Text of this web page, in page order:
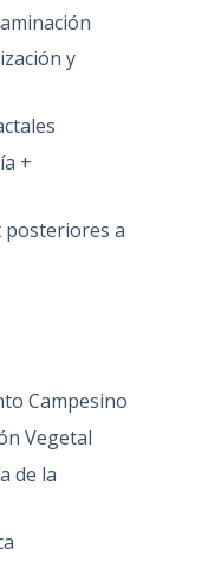
y
+
posteriores a
Campesino
Vegetal
de la